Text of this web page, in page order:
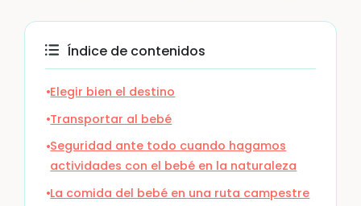
Índice de contenidos
Elegir bien el destino
Transportar al bebé
Seguridad ante todo cuando hagamos
actividades con el bebé en la naturaleza
La comida del bebé en una ruta campestre